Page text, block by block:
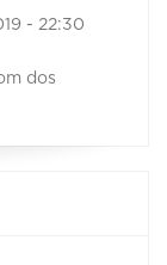
- 22:30
dos